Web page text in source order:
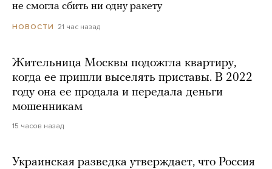
не смогла сбить ни одну ракету
НОВОСТИ 21 час назад
Жительница Москвы подожгла квартиру,
когда ее пришли выселять приставы. В 2022
году она ее продала и передала деньги
мошенникам
15 часов назад
Украинская разведка утверждает, что Россия